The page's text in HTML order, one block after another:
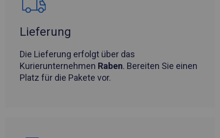
Lieferung
Die Lieferung erfolgt über das
Kurierunternehmen Raben. Bereiten Sie einen
Platz für die Pakete vor.